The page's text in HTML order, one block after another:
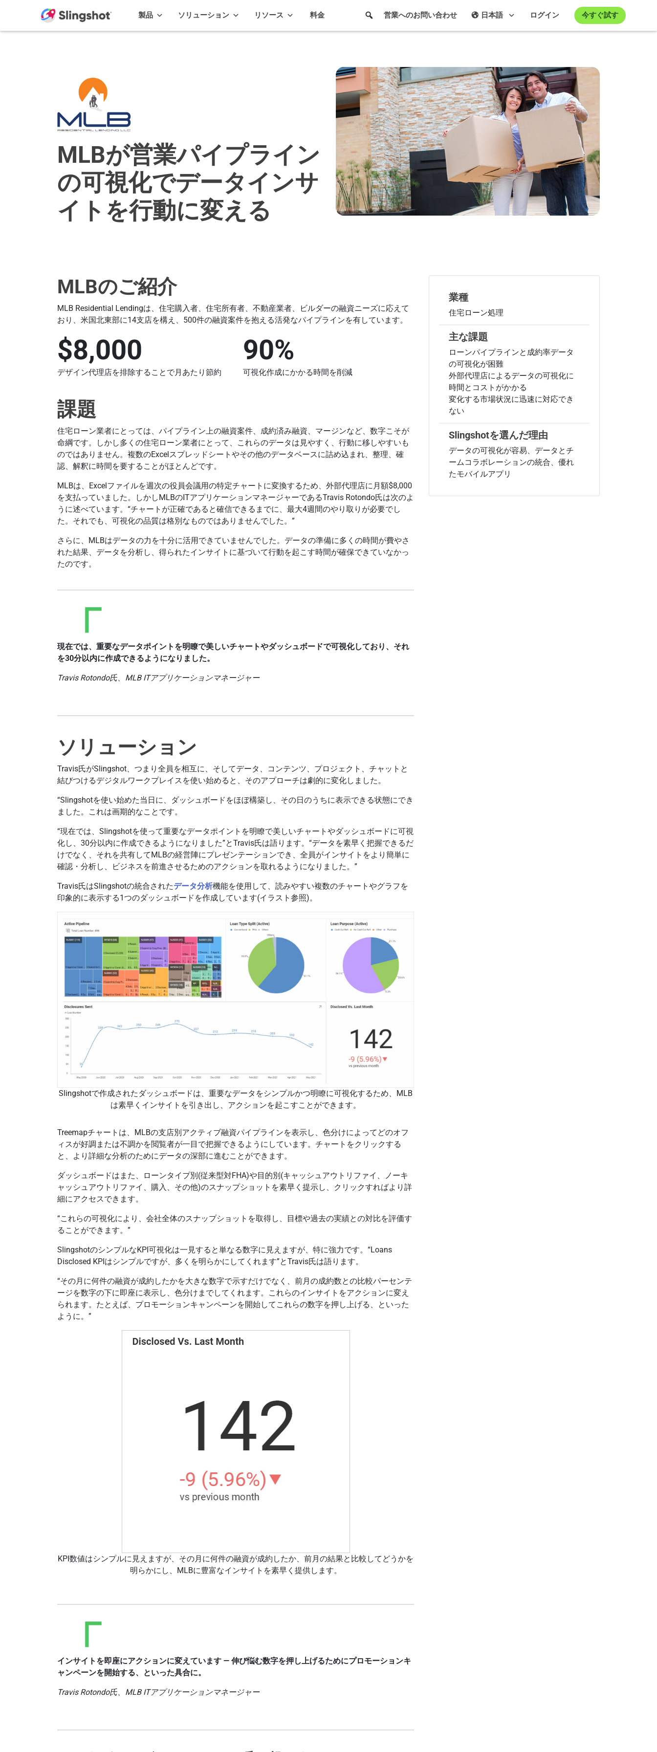
製品 ソリューション リソース 料金 今すぐ試す
ログイン
日本語
営業へのお問い合わせ
MLBが営業パイプライン
の可視化でデータインサ
イトを行動に変える
MLBのご紹介
MLB Residential Lendingは、住宅購入者、住宅所有者、不動産業者、ビルダーの融資ニーズに応えて
おり、米国北東部に14支店を構え、500件の融資案件を抱える活発なパイプラインを有しています。
$8,000
デザイン代理店を排除することで月あたり節約
90%
可視化作成にかかる時間を削減
課題
住宅ローン業者にとっては、パイプライン上の融資案件、成約済み融資、マージンなど、数字こそが
命綱です。しかし多くの住宅ローン業者にとって、これらのデータは見やすく、行動に移しやすいも
のではありません。複数のExcelスプレッドシートやその他のデータベースに詰め込まれ、整理、確
認、解釈に時間を要することがほとんどです。
MLBは、Excelファイルを週次の役員会議用の特定チャートに変換するため、外部代理店に月額$8,000
を支払っていました。しかしMLBのITアプリケーションマネージャーであるTravis Rotondo氏は次のよ
うに述べています。“チャートが正確であると確信できるまでに、最大4週間のやり取りが必要でし
た。それでも、可視化の品質は格別なものではありませんでした。”
さらに、MLBはデータの力を十分に活用できていませんでした。データの準備に多くの時間が費やさ
れた結果、データを分析し、得られたインサイトに基づいて行動を起こす時間が確保できていなかっ
たのです。
現在では、重要なデータポイントを明瞭で美しいチャートやダッシュボードで可視化しており、それ
を30分以内に作成できるようになりました。
Travis Rotondo氏、MLB ITアプリケーションマネージャー
ソリューション
Travis氏がSlingshot、つまり全員を相互に、そしてデータ、コンテンツ、プロジェクト、チャットと
結びつけるデジタルワークプレイスを使い始めると、そのアプローチは劇的に変化しました。
“Slingshotを使い始めた当日に、ダッシュボードをほぼ構築し、その日のうちに表示できる状態にでき
ました。これは画期的なことです。
“現在では、Slingshotを使って重要なデータポイントを明瞭で美しいチャートやダッシュボードに可視
化し、30分以内に作成できるようになりました”とTravis氏は語ります。“データを素早く把握できるだ
けでなく、それを共有してMLBの経営陣にプレゼンテーションでき、全員がインサイトをより簡単に
確認・分析し、ビジネスを前進させるためのアクションを取れるようになりました。”
Travis氏はSlingshotの統合されたデータ分析機能を使用して、読みやすい複数のチャートやグラフを
印象的に表示する1つのダッシュボードを作成しています(イラスト参照)。
Slingshotで作成されたダッシュボードは、重要なデータをシンプルかつ明瞭に可視化するため、MLB
は素早くインサイトを引き出し、アクションを起こすことができます。
Treemapチャートは、MLBの支店別アクティブ融資パイプラインを表示し、色分けによってどのオフ
ィスが好調または不調かを閲覧者が一目で把握できるようにしています。チャートをクリックする
と、より詳細な分析のためにデータの深部に進むことができます。
ダッシュボードはまた、ローンタイプ別(従来型対FHA)や目的別(キャッシュアウトリファイ、ノーキ
ャッシュアウトリファイ、購入、その他)のスナップショットを素早く提示し、クリックすればより詳
細にアクセスできます。
“これらの可視化により、会社全体のスナップショットを取得し、目標や過去の実績との対比を評価す
ることができます。”
SlingshotのシンプルなKPI可視化は一見すると単なる数字に見えますが、特に強力です。“Loans
Disclosed KPIはシンプルですが、多くを明らかにしてくれます”とTravis氏は語ります。
“その月に何件の融資が成約したかを大きな数字で示すだけでなく、前月の成約数との比較パーセンテ
ージを数字の下に即座に表示し、色分けまでしてくれます。これらのインサイトをアクションに変え
られます。たとえば、プロモーションキャンペーンを開始してこれらの数字を押し上げる、といった
ように。”
KPI数値はシンプルに見えますが、その月に何件の融資が成約したか、前月の結果と比較してどうかを
明らかにし、MLBに豊富なインサイトを素早く提供します。
インサイトを即座にアクションに変えています — 伸び悩む数字を押し上げるためにプロモーションキ
ャンペーンを開始する、といった具合に。
Travis Rotondo氏、MLB ITアプリケーションマネージャー
お客様事例の詳細
業種
住宅ローン処理
主な課題
ローンパイプラインと成約率データ
の可視化が困難
外部代理店によるデータの可視化に
時間とコストがかかる
変化する市場状況に迅速に対応でき
ない
Slingshotを選んだ理由
データの可視化が容易、データとチ
ームコラボレーションの統合、優れ
たモバイルアプリ